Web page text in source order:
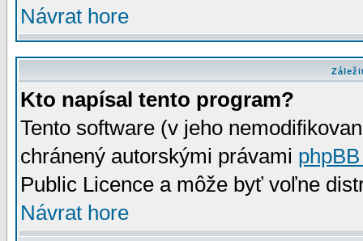
Návrat hore
Kto napísal tento program?
Tento software (v jeho
chránený autorskými právami
Public Licence a môže byť voľne
Návrat hore